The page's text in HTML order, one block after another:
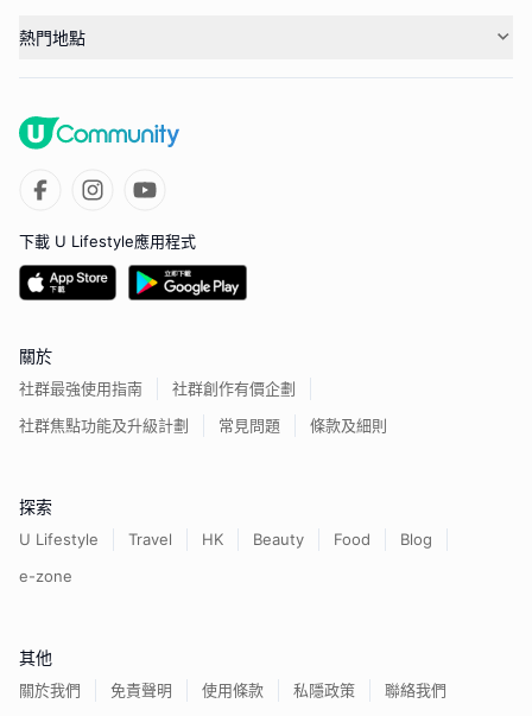
熱門地點
下載 U Lifestyle應用程式
關於
社群最強使用指南
社群創作有價企劃
社群焦點功能及升級計劃
常見問題 條款及細則
探索
U Lifestyle Travel HK Beauty Food
Blog
e-zone
其他
關於我們 免責聲明 使用條款 私隱政策 聯絡我們